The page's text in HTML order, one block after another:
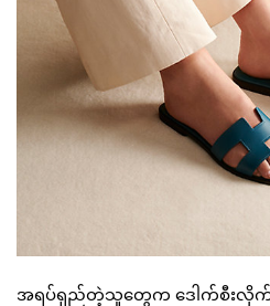
အရပ်ရှည်တဲ့သူတွေက ဒေါက်စီးလိုက်